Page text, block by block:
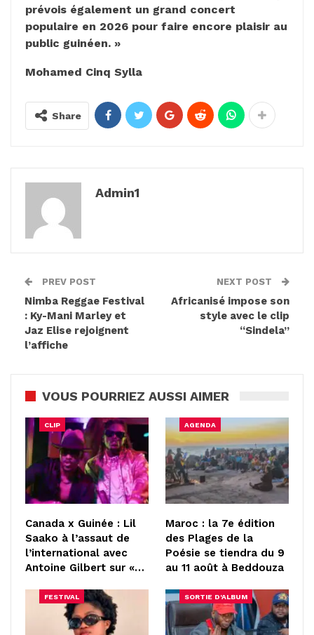
prévois également un grand concert
populaire en 2026 pour faire encore plaisir au
public guinéen. »
Mohamed Cinq Sylla
Share
Admin1
PREV POST
Nimba Reggae Festival
: Ky-Mani Marley et
Jaz Elise rejoignent
l’affiche
NEXT POST
Africanisé impose son
style avec le clip
“Sindela”
VOUS POURRIEZ AUSSI AIMER
CLIP
Canada x Guinée : Lil
Saako à l’assaut de
l’international avec
Antoine Gilbert sur «…
AGENDA
Maroc : la 7e édition
des Plages de la
Poésie se tiendra du 9
au 11 août à Beddouza
FESTIVAL SORTIE D'ALBUM